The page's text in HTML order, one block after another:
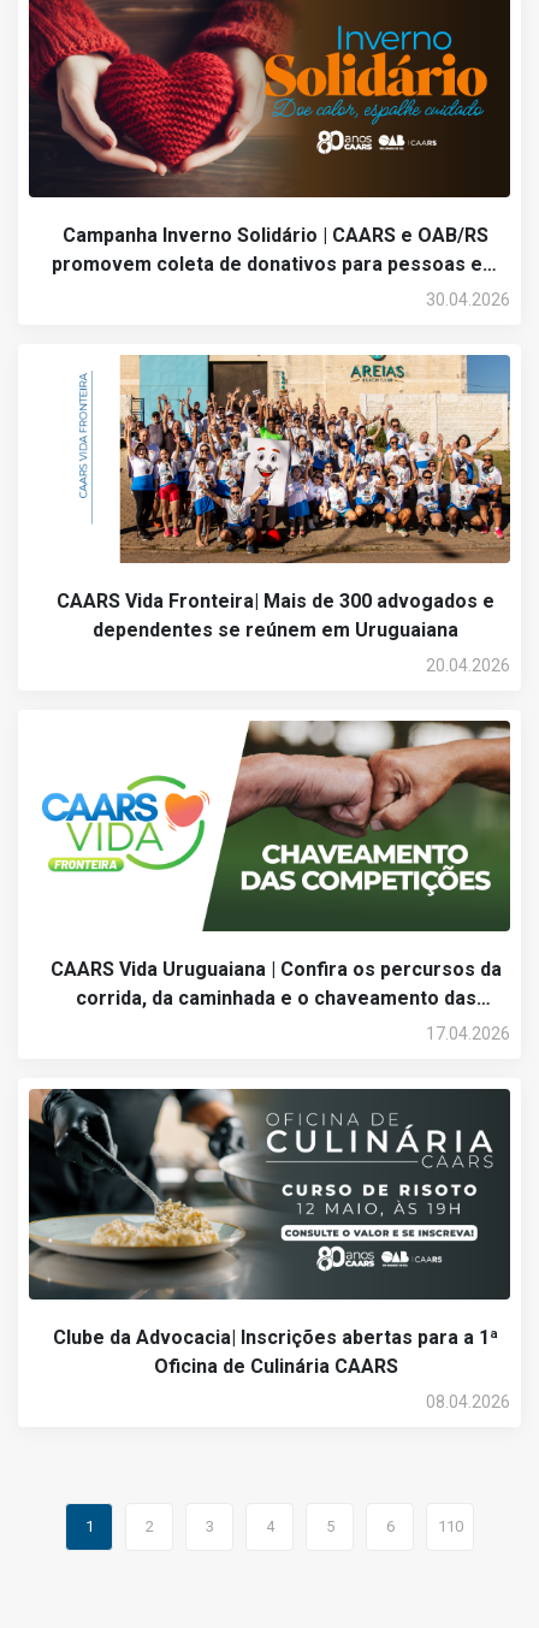
Campanha Inverno Solidário | CAARS e OAB/RS
promovem coleta de donativos para pessoas em
situação de vulnerabilidade social30.04.2026
CAARS Vida Fronteira| Mais de 300 advogados e
dependentes se reúnem em Uruguaiana
20.04.2026
CAARS Vida Uruguaiana | Confira os percursos da
corrida, da caminhada e o chaveamento das
17.04.2026
Clube da Advocacia| Inscrições abertas para a 1ª
Oficina de Culinária CAARS
08.04.2026
1 2 3 4 5 6 110